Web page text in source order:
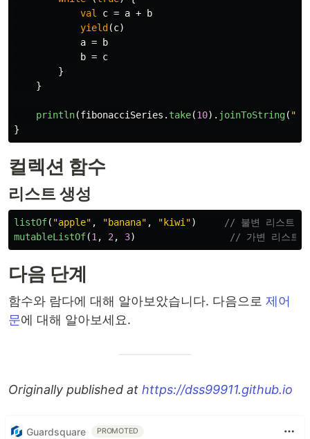
val
c = a +
b
yield (c)
a =
b
b = c
}
}
println(fibonacciSeries . take(10). joinToString( ","
}
컬렉션 함수
리스트 생성
listOf( "apple" , "banana" , "kiwi")
// 불변 리스트
mutableListOf(1 , 2 , 3) // 가변 리스트
다음 단계
함수와 람다에 대해 알아보았습니다. 다음으로 제어
문에 대해 알아보세요.
Originally published at https://dss99911.github.io
Guardsquare PROMOTED